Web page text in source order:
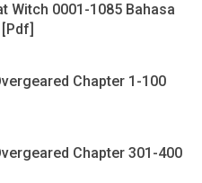
Witch 0001-1085 Bahasa
Chapter 1-100
Chapter 301-400